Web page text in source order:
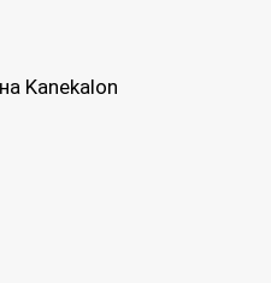
Kanekalon